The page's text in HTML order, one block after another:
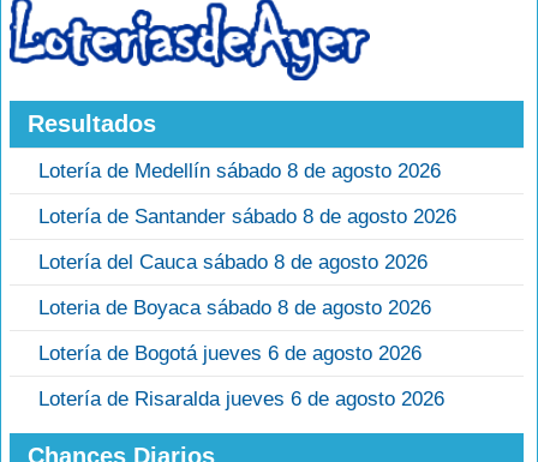
Resultados
Lotería de Medellín sábado 8 de agosto 2026
Lotería de Santander sábado 8 de agosto 2026
Lotería del Cauca sábado 8 de agosto 2026
Loteria de Boyaca sábado 8 de agosto 2026
Lotería de Bogotá jueves 6 de agosto 2026
Lotería de Risaralda jueves 6 de agosto 2026
Chances Diarios